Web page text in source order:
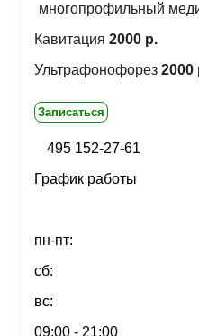
многопрофильный
Кавитация 2000 р.
Ультрафонофорез 2000
Записаться
495 152-27-61
График работы
пн-пт:
сб:
вс:
09:00 - 21:00